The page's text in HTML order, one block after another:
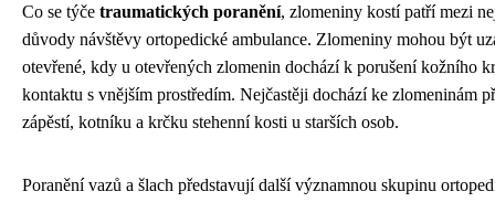
Co se týče traumatických poranění, zlomeniny kostí patří mezi
důvody návštěvy ortopedické ambulance. Zlomeniny mohou být
otevřené, kdy u otevřených zlomenin dochází k porušení kožního
kontaktu s vnějším prostředím. Nejčastěji dochází ke zlomeninám
zápěstí, kotníku a krčku stehenní kosti u starších osob.
Poranění vazů a šlach představují další významnou skupinu